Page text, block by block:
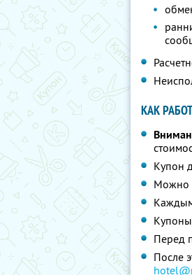
КАК
Купон
Можно
Перед
После